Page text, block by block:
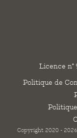
Licence n°
Politique de
Copyright 2020 -